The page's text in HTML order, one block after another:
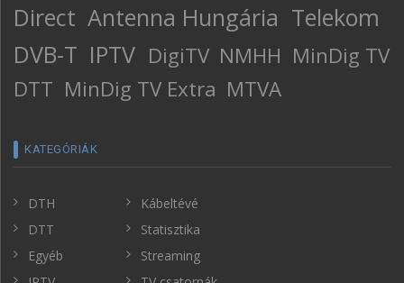
Direct Antenna Hungária Telekom
DVB-T IPTV DigiTV NMHH MinDig TV
DTT MinDig TV Extra MTVA
KATEGÓRIÁK
DTH
DTT
Egyéb
Kábeltévé
Statisztika
Streaming